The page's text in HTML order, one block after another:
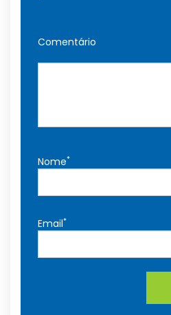
Comentário
Nome*
Email*